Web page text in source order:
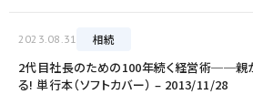
2023.08.31 相続
2代目社長のための100年続く経営術──親
る! 単行本（ソフトカバー） – 2013/11/28